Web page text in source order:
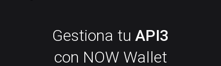
Gestiona tu API3
con NOW Wallet